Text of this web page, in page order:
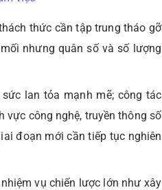
thức cần tập trung tháo gỡ
nhưng quân số và số lượng
lan tỏa mạnh mẽ; công tác
vực công nghệ, truyền thông số
đoạn mới cần tiếp tục nghiên
vụ chiến lược lớn như xây